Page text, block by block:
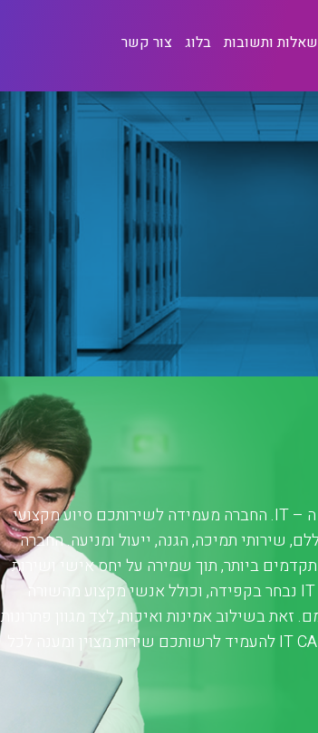
שאלות ותשובות בלוג צור קשר
היא משב רוח רענן בתחום שירותי ה – IT. החברה מעמידה לשירותכם סיוע מקצועי
שירותי תמיכה, הגנה, ייעול ומניעה. החברה
ביותר, תוך שמירה על יחס אישי ושירות
אדיב. צוות המקצוענים של IT CARE נבחר בקפידה, וכולל אנשי מקצוע מהשורה
זאת בשילוב אמינות ואיכות, לצד מגוון פתרונות
חדשניים – מאפשרים לחברת IT CARE להעמיד לרשותכם שירות מצוין ומענה לכל